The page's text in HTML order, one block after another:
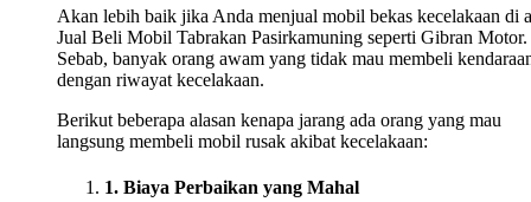
Akan lebih baik jika Anda menjual mobil bekas kecelakaan di
Jual Beli Mobil Tabrakan Pasirkamuning seperti Gibran Motor.
Sebab, banyak orang awam yang tidak mau membeli
dengan riwayat kecelakaan.
Berikut beberapa alasan kenapa jarang ada orang yang mau
langsung membeli mobil rusak akibat kecelakaan:
1. Biaya Perbaikan yang Mahal